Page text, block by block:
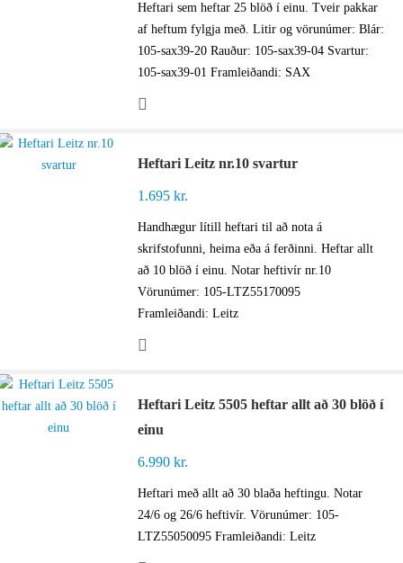
Heftari sem heftar 25 blöð í einu. Tveir pakkar
af heftum fylgja með. Litir og vörunúmer: Blár:
105-sax39-20 Rauður: 105-sax39-04 Svartur:
105-sax39-01 Framleiðandi: SAX
Heftari Leitz nr.10 svartur
1.695kr.
Handhægur lítill heftari til að nota á
skrifstofunni, heima eða á ferðinni. Heftar allt
að 10 blöð í einu. Notar heftivír nr.10
Vörunúmer: 105-LTZ55170095
Framleiðandi: Leitz
Heftari Leitz 5505 heftar allt að 30 blöð í
einu
6.990kr.
Heftari með allt að 30 blaða heftingu. Notar
24/6 og 26/6 heftivír. Vörunúmer: 105-
LTZ55050095 Framleiðandi: Leitz